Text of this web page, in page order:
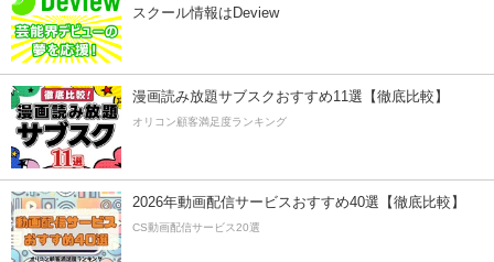
スクール情報はDeview
漫画読み放題サブスクおすすめ11選【徹底比較】
オリコン顧客満足度ランキング
2026年動画配信サービスおすすめ40選【徹底比較】
CS動画配信サービス20選